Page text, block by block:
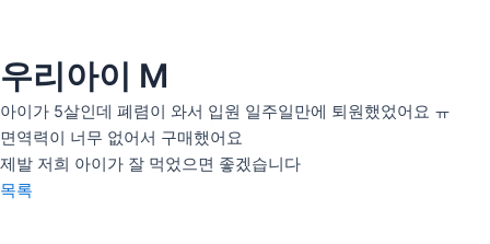
츠
건
너
뛰
기
인사말
의료인 소개
안티트러블
펄화이트
우리아이 M
아이가 5살인데 폐렴이 와서 입원 일주일만에 퇴원했었어요 ㅠ
면역력이 너무 없어서 구매했어요
제발 저희 아이가 잘 먹었으면 좋겠습니다
목록